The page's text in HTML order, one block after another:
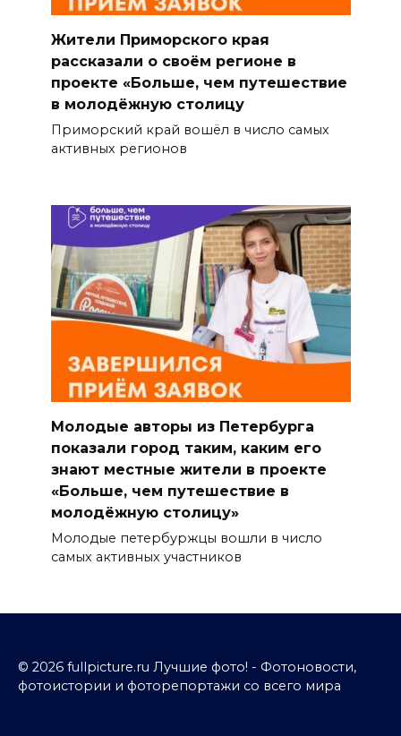
Жители Приморского края
рассказали о своём регионе в
проекте «Больше, чем путешествие
в молодёжную столицу
Приморский край вошёл в число самых
активных регионов
Молодые авторы из Петербурга
показали город таким, каким его
знают местные жители в проекте
«Больше, чем путешествие в
молодёжную столицу»
Молодые петербуржцы вошли в число
самых активных участников
© 2026 fullpicture.ru Лучшие фото! - Фотоновости,
фотоистории и фоторепортажи со всего мира